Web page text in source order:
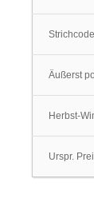
Äußerst
Herbst-
Urspr.